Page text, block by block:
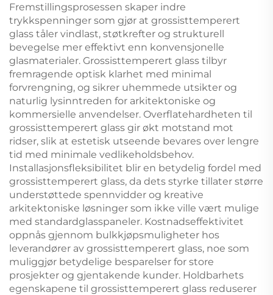
Fremstillingsprosessen skaper indre
trykkspenninger som gjør at grossisttemperert
glass tåler vindlast, støtkrefter og strukturell
bevegelse mer effektivt enn konvensjonelle
glasmaterialer. Grossisttemperert glass tilbyr
fremragende optisk klarhet med minimal
forvrengning, og sikrer uhemmede utsikter og
naturlig lysinntreden for arkitektoniske og
kommersielle anvendelser. Overflatehardheten til
grossisttemperert glass gir økt motstand mot
ridser, slik at estetisk utseende bevares over lengre
tid med minimale vedlikeholdsbehov.
Installasjonsfleksibilitet blir en betydelig fordel med
grossisttemperert glass, da dets styrke tillater større
understøttede spennvidder og kreative
arkitektoniske løsninger som ikke ville vært mulige
med standardglasspaneler. Kostnadseffektivitet
oppnås gjennom bulkkjøpsmuligheter hos
leverandører av grossisttemperert glass, noe som
muliggjør betydelige besparelser for store
prosjekter og gjentakende kunder. Holdbarhets
egenskapene til grossisttemperert glass reduserer